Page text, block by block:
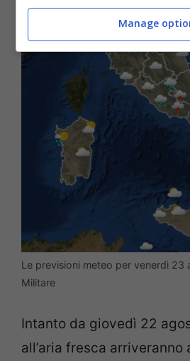
Le previsioni meteo per venerdì 23
Militare
Intanto da giovedì 22
all’aria fresca arriveranno
Manage